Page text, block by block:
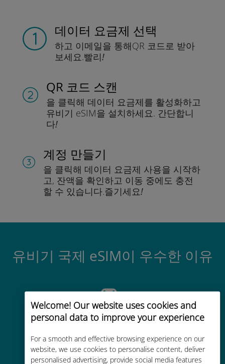
Welcome! Our website uses cookies and
personal data to improve your experience
For a smooth and effective browsing experience on our
website, we use cookies to personalise content, deliver
personalised advertising, provide social media features
데이터 요금제 선택
하고 이메일을 통해QR 코드로 받아
보세요.빨리!
QR 코드 스캔
을 클릭해 데이터 요금제를 활성화하고
유비기 eSIM을 설치하세요. 간단합니
다!
계정 만들기
을 클릭해 데이터 요금제 사용을 시작하
고, 잔액을 확인하고 이동 중에도 충전
할 수 있습니다.즐기세요!
유비기 국제 eSIM이 우수한 이유
즉시 활성화
몇 분 안에 이메일을 통해 QR 코드를